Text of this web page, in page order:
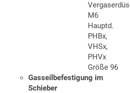
M6
Hauptd.
PHBx,
VHSx,
PHVx
Größe 96
Gasseilbefestigung im
Schieber